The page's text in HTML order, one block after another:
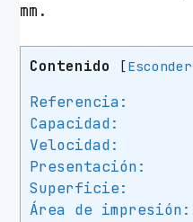
mm.
Contenido [Esconder
Referencia:
Capacidad:
Velocidad:
Presentación:
Superficie:
Área de impresión: